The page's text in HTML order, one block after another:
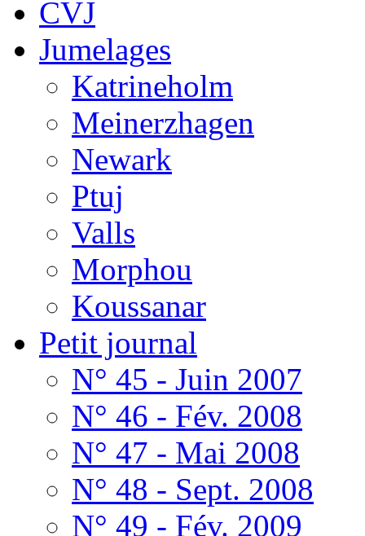
CVJ
Jumelages
Katrineholm
Meinerzhagen
Newark
Ptuj
Valls
Morphou
Koussanar
Petit journal
N° 45 - Juin 2007
N° 46 - Fév. 2008
N° 47 - Mai 2008
N° 48 - Sept. 2008
N° 49 - Fév. 2009